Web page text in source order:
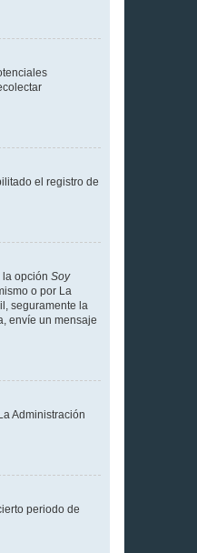
el registro de
la opción Soy
o por La
seguramente la
envíe un mensaje
Administración
periodo de